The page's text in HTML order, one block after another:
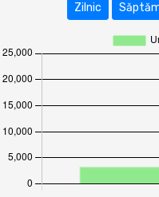
semnificative. Cel
afisari. Perioada
vizitatori unici lunar,
accentuata in
ajungand la doar 160
progresiva a traficului
perioadei analizate,
Zilnic